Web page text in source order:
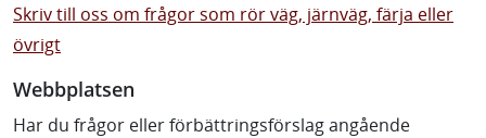
Skriv till oss om frågor som rör väg, järnväg, färja eller
övrigt
Webbplatsen
Har du frågor eller förbättringsförslag angående